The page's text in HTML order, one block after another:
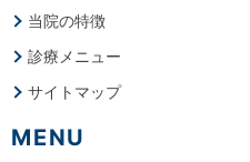
当院の特徴
診療メニュー
サイトマップ
MENU